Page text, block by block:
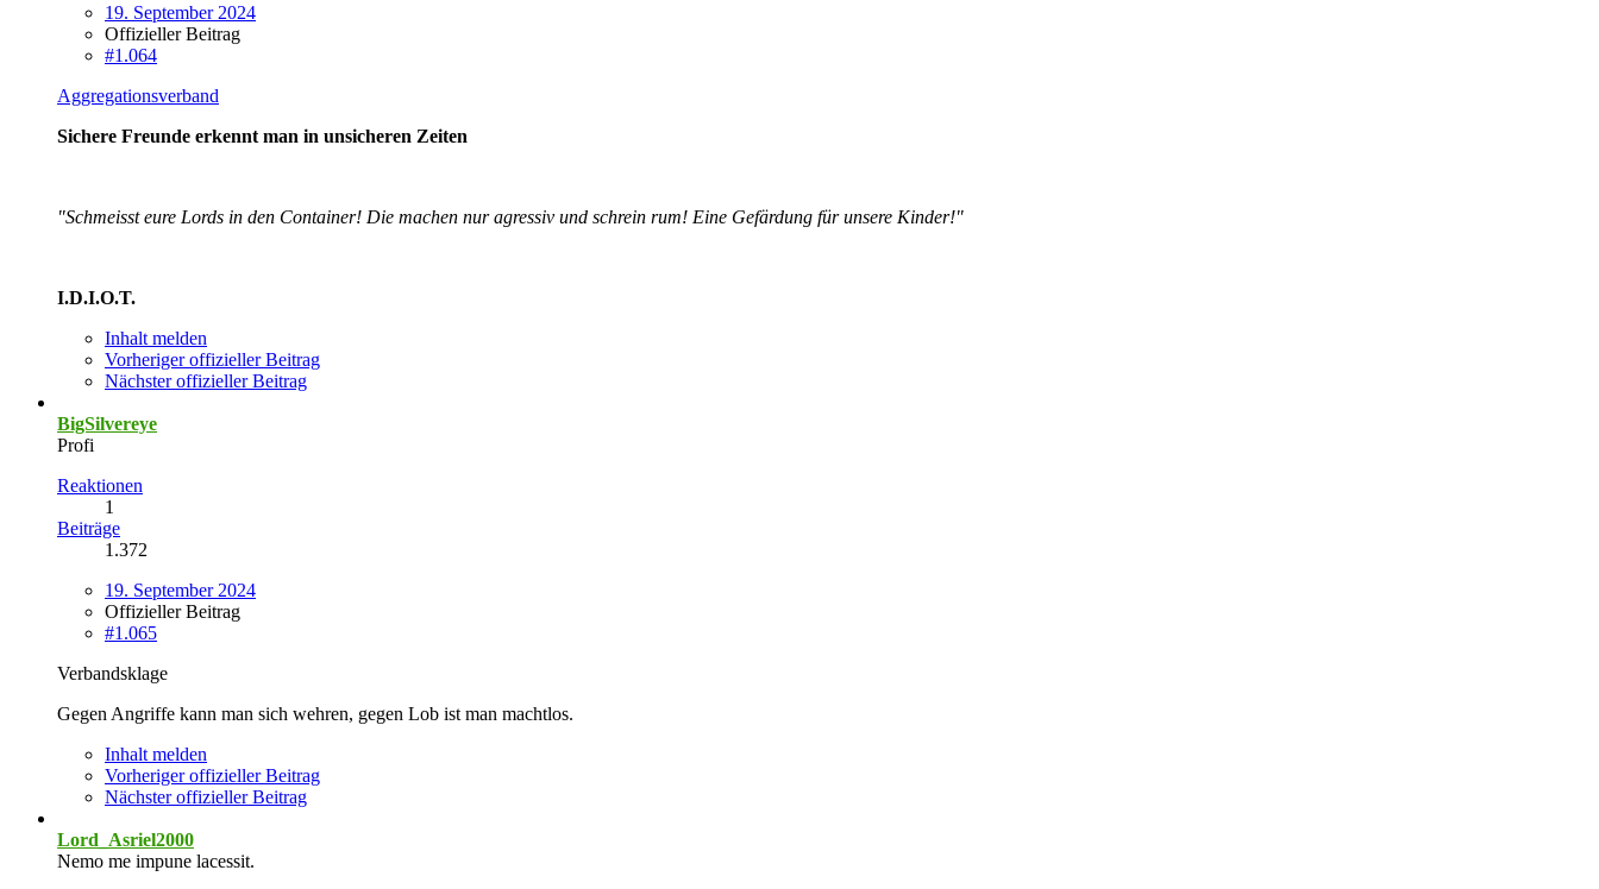
19. September 2024
Offizieller Beitrag
#1.064
Aggregationsverband
Sichere Freunde erkennt man in unsicheren Zeiten
"Schmeisst eure Lords in den Container! Die machen nur agressiv und schrein rum! Eine Gefärdung für unsere Kinder!"
I.D.I.O.T.
Inhalt melden
Vorheriger offizieller Beitrag
Nächster offizieller Beitrag
BigSilvereye
Profi
Reaktionen
1
Beiträge
1.372
19. September 2024
Offizieller Beitrag
#1.065
Verbandsklage
Gegen Angriffe kann man sich wehren, gegen Lob ist man machtlos.
Inhalt melden
Vorheriger offizieller Beitrag
Nächster offizieller Beitrag
Lord_Asriel2000
Nemo me impune lacessit.